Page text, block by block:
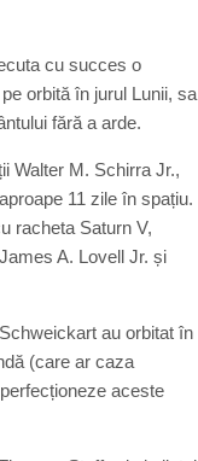
cu succes o
orbită în jurul Lunii, sa
fără a arde.
Walter M. Schirra Jr.,
11 zile în spațiu.
racheta Saturn V,
A. Lovell Jr. și
au orbitat în
(care ar caza
aceste